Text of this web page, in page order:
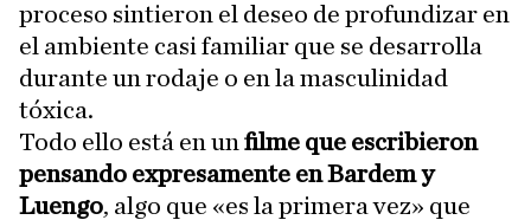
proceso sintieron el deseo de profundizar en
el ambiente casi familiar que se desarrolla
durante un rodaje o en la masculinidad
tóxica.
Todo ello está en un filme que escribieron
pensando expresamente en Bardem y
Luengo, algo que «es la primera vez» que